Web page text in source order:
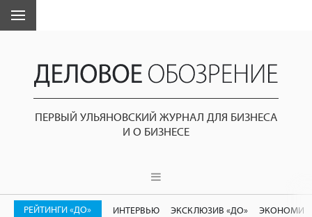
ПЕРВЫЙ УЛЬЯНОВСКИЙ ЖУРНАЛ ДЛЯ БИЗНЕСА
И О БИЗНЕСЕ
РЕЙТИНГИ «ДО» ИНТЕРВЬЮ ЭКСКЛЮЗИВ «ДО»